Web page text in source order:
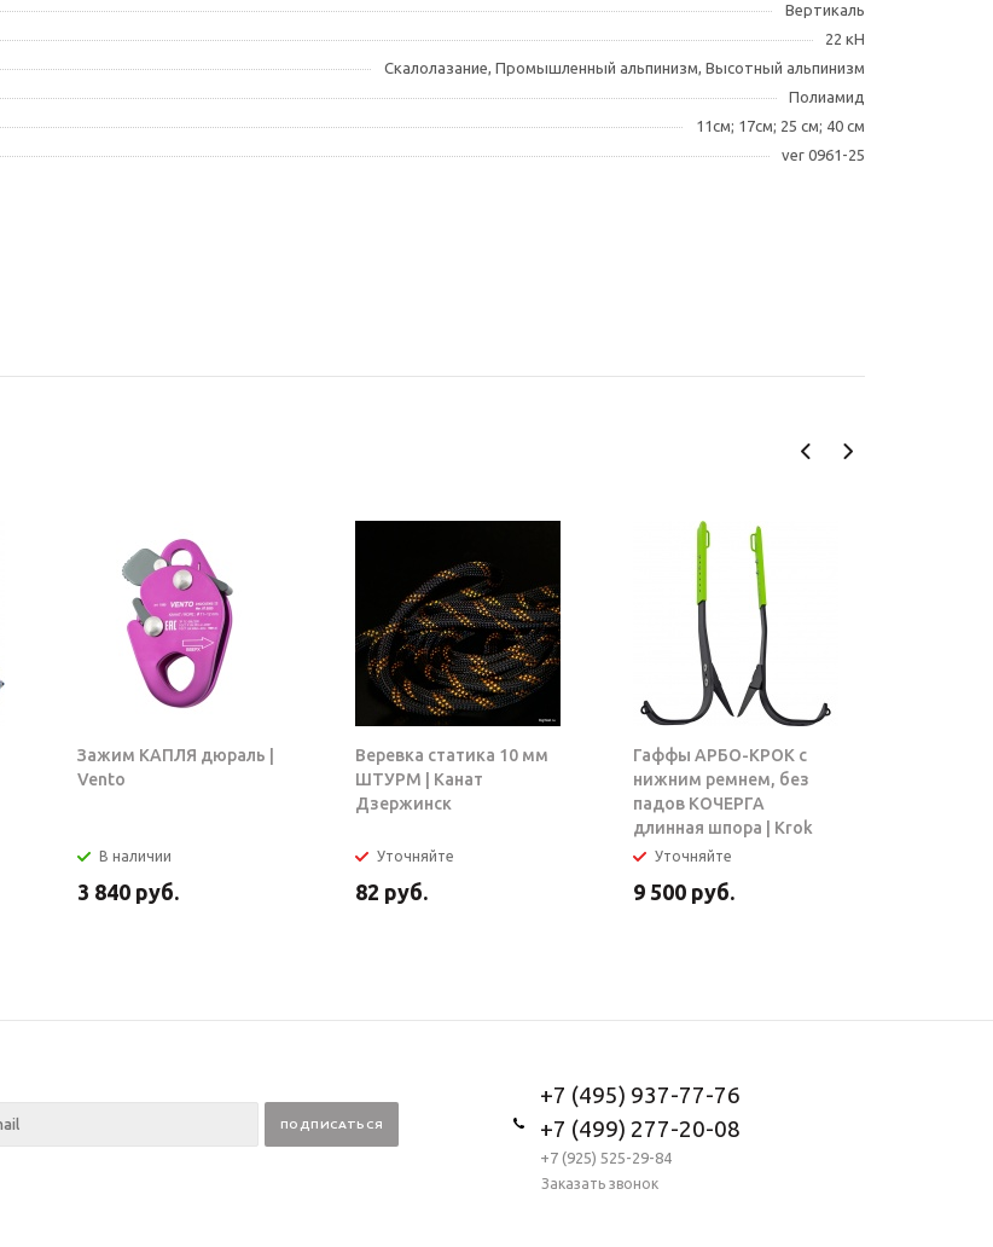
Вертикаль
22 кН
Скалолазание, Промышленный альпинизм, Высотный альпинизм
Полиамид
11см; 17см; 25 см; 40 см
ver 0961-25
Зажим КАПЛЯ дюраль |
Vento
В наличии
3 840 руб.
Веревка статика 10 мм
ШТУРМ | Канат
Дзержинск
Уточняйте
82 руб.
Гаффы АРБО-КРОК с
нижним ремнем, без
падов КОЧЕРГА
длинная шпора | Krok
Уточняйте
9 500 руб.
+7 (495) 937-77-76
+7 (499) 277-20-08
+7 (925) 525-29-84
Заказать звонок